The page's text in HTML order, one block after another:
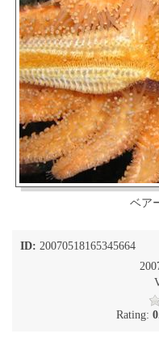
ベア
ID: 20070518165345664
Rating: